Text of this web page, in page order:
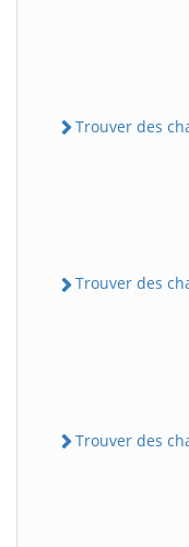
Trouver des
Trouver des
Trouver des